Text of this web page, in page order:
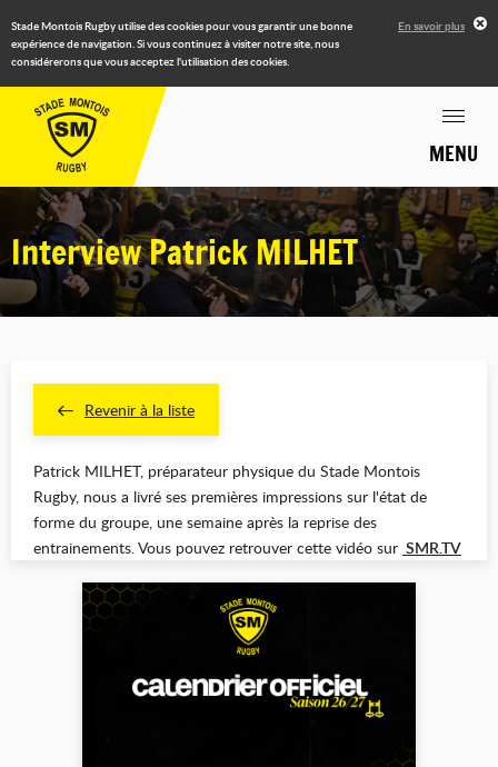
Stade Montois Rugby utilise des cookies pour vous garantir une bonne
expérience de navigation. Si vous continuez à visiter notre site, nous
considérerons que vous acceptez l'utilisation des cookies.
En savoir plus
MENU
Interview Patrick MILHET
Revenir à la liste
Patrick MILHET, préparateur physique du Stade Montois
Rugby, nous a livré ses premières impressions sur l'état de
forme du groupe, une semaine après la reprise des
entrainements. Vous pouvez retrouver cette vidéo sur SMR.TV